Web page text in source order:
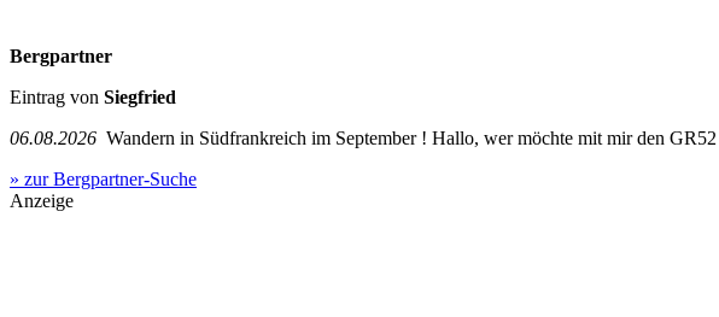
Bergpartner
Eintrag von Siegfried
06.08.2026 Wandern in Südfrankreich im September ! Hallo, wer möchte mit mir den
» zur Bergpartner-Suche
Anzeige